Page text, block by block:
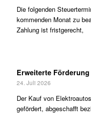
Die folgenden
kommenden Monat zu
Zahlung ist fristgerecht,
Erweiterte
24. Juli 2026
Der Kauf von
gefördert, abgeschafft